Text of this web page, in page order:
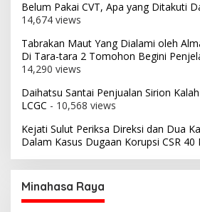
Belum Pakai CVT, Apa yang Ditakuti
14,674 views
Tabrakan Maut Yang Dialami oleh
Di Tara-tara 2 Tomohon Begini
14,290 views
Daihatsu Santai Penjualan Sirion
LCGC - 10,568 views
Kejati Sulut Periksa Direksi dan Dua
Dalam Kasus Dugaan Korupsi CSR 40
Minahasa Raya